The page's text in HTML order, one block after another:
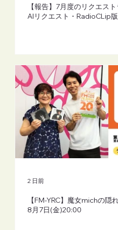
【報告】7月度のリクエス
AIリクエスト・RadioCLip版
【FM-YRC】魔女michの隠
8月7日(金)20:00
2 日前